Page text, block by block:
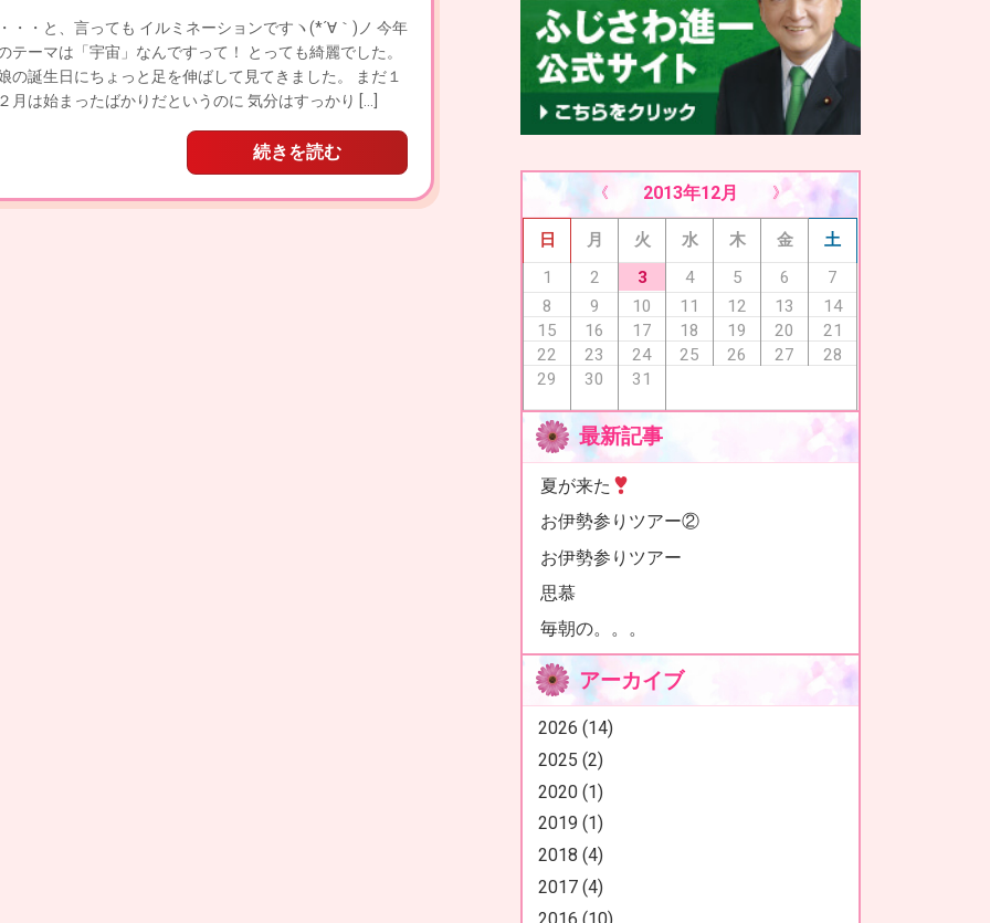
・・と、言っても イルミネーションですヽ(*´∀｀)ノ 今年
テーマは「宇宙」なんですって！ とっても綺麗でした。
の誕生日にちょっと足を伸ばして見てきました。 まだ１
月は始まったばかりだというのに 気分はすっかり […]
続きを読む
2013年12月
日 月 火 水 木 金
土
1
2 3 4 5 6
7
8
9 10 11 12 13
14
15
16 17 18 19 20
21
22
23 24 25 26 27
28
29
30 31
« 11月 1月 »
最新記事
夏が来た
お伊勢参りツアー②
お伊勢参りツアー
思慕
毎朝の。。。
アーカイブ
2026 (14)
2025 (2)
2020 (1)
2019 (1)
2018 (4)
2017 (4)